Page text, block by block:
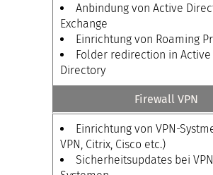
Anbindung von Active
Exchange
Einrichtung von Roaming
Folder redirection in Active
Directory
Firewall VPN
Einrichtung von VPN-
VPN, Citrix, Cisco etc.)
Sicherheitsupdates bei